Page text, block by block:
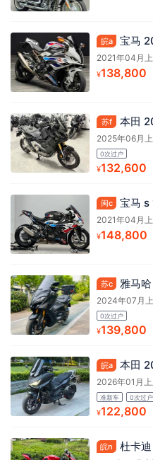
皖a 宝马
2021年04月
¥138,800
苏f 本田
2025年06月
0次过户
¥132,600
闽c 宝马
2021年04月
¥148,800
苏c 雅马
2024年07月
0次过户
¥139,800
皖a 本田
2026年01月
准新车 0次过户
¥122,800
皖n 杜卡